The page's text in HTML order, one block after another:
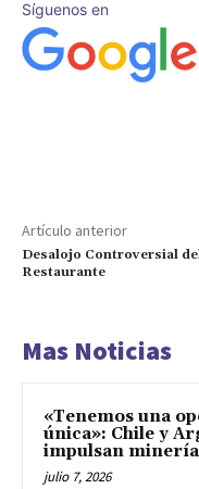
Síguenos en
Artículo anterior
Desalojo Controversial
Restaurante
Mas Noticias
«Tenemos una
única»: Chile y
impulsan minería
julio 7, 2026